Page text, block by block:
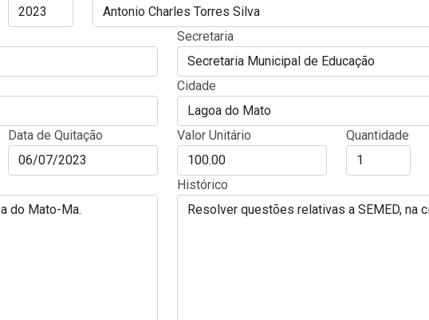
Secretaria
Cidade
Data de Quitação Valor Unitário Quantidade
Histórico